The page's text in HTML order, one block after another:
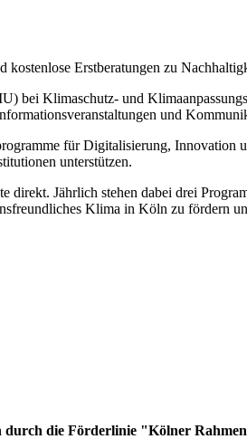
Erstberatungen zu
bei Klimaschutz- und
und
für Digitalisierung, Innovation
unterstützen.
Jährlich stehen dabei drei
Klima in Köln zu fördern
die Förderlinie "Kölner